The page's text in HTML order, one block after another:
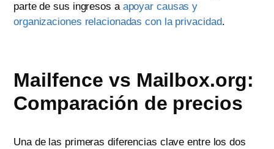
parte de sus ingresos a apoyar causas y
organizaciones relacionadas con la privacidad.
Mailfence vs Mailbox.org:
Comparación de precios
Una de las primeras diferencias clave entre los dos